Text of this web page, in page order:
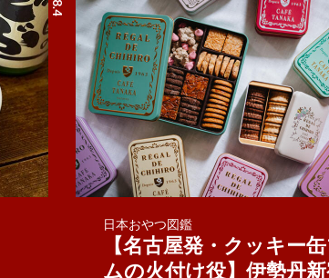
日本おやつ図鑑
【名古屋発・クッキー
ムの火付け役】伊勢丹